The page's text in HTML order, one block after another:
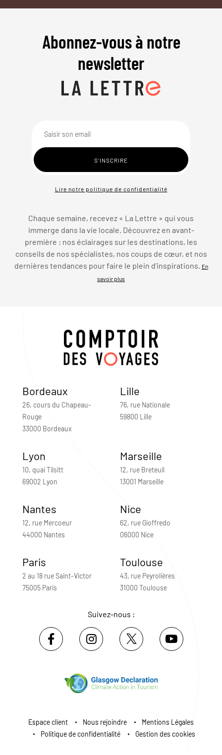
Abonnez-vous à notre
newsletter
Lire notre politique de confidentialité
Chaque semaine, recevez « La Lettre » qui vous
immerge dans la vie locale. Découvrez en avant-
première : nos éclairages sur les destinations, les
conseils de nos spécialistes, nos coups de cœur, et nos
dernières tendances pour faire le plein d’inspirations.
En
savoir plus
Bordeaux
26, cours du Chapeau-
Rouge
33000 Bordeaux
Lille
76, rue Nationale
59800 Lille
Lyon
10, quai Tilsitt
69002 Lyon
Marseille
12, rue Breteuil
13001 Marseille
Nantes
12, rue Mercoeur
44000 Nantes
Nice
62, rue Gioffredo
06000 Nice
Paris
2 au 18 rue Saint-Victor
75005 Paris
Toulouse
43, rue Peyrolières
31000 Toulouse
Suivez-nous :
Espace client Nous rejoindre
Mentions Légales
Politique de confidentialité
Gestion des cookies